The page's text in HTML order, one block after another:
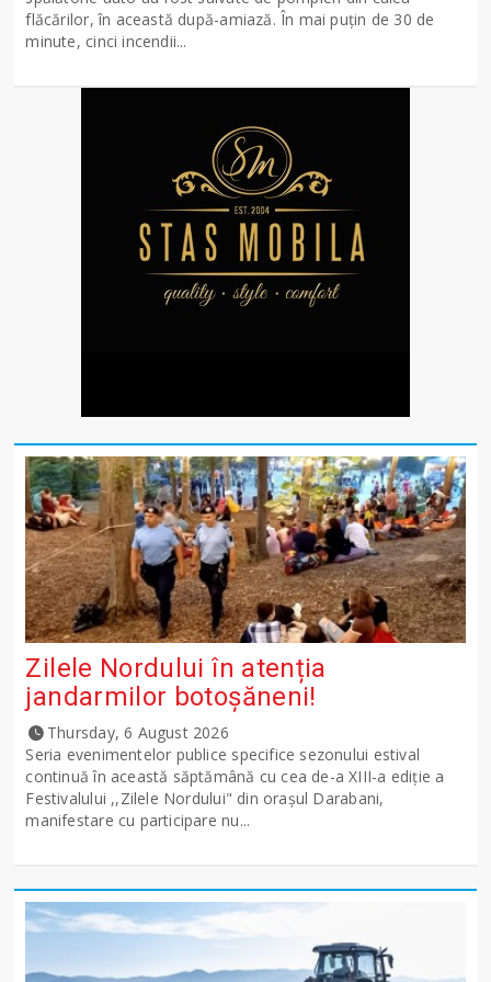
flăcărilor, în această după-amiază. În mai puțin de 30 de
minute, cinci incendii...
Zilele Nordului în atenția
jandarmilor botoșăneni!
Thursday, 6 August 2026
Seria evenimentelor publice specifice sezonului estival
continuă în această săptămână cu cea de-a XIII-a ediție a
Festivalului ,,Zilele Nordului" din orașul Darabani,
manifestare cu participare nu...